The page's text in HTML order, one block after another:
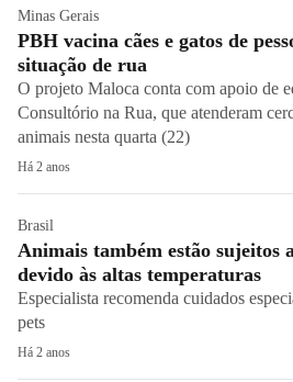
Minas Gerais
PBH vacina cães e gatos de
situação de rua
O projeto Maloca conta com apoio de
Consultório na Rua, que atenderam
animais nesta quarta (22)
Há 2 anos
Brasil
Animais também estão sujeitos
devido às altas temperaturas
Especialista recomenda cuidados
pets
Há 2 anos